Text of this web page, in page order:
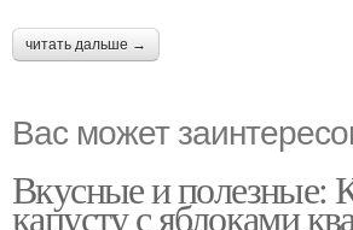
читать дальше →
Вас может
Вкусные и полезные:
капусту с яблоками